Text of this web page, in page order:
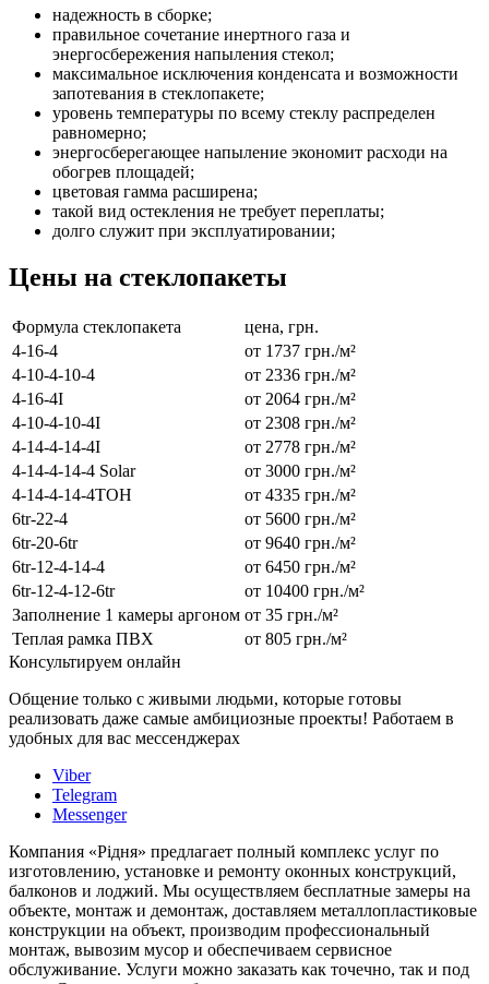
надежность в сборке;
правильное сочетание инертного газа и
энергосбережения напыления стекол;
максимальное исключения конденсата и возможности
запотевания в стеклопакете;
уровень температуры по всему стеклу распределен
равномерно;
энергосберегающее напыление экономит расходи на
обогрев площадей;
цветовая гамма расширена;
такой вид остекления не требует переплаты;
долго служит при эксплуатировании;
Цены на стеклопакеты
Формула стеклопакета
цена, грн.
4-16-4
от 1737 грн./м²
4-10-4-10-4
от 2336 грн./м²
4-16-4I
от 2064 грн./м²
4-10-4-10-4I
от 2308 грн./м²
4-14-4-14-4I
от 2778 грн./м²
4-14-4-14-4 Solar
от 3000 грн./м²
4-14-4-14-4ТОН
от 4335 грн./м²
6tr-22-4
от 5600 грн./м²
6tr-20-6tr
от 9640 грн./м²
6tr-12-4-14-4
от 6450 грн./м²
6tr-12-4-12-6tr
от 10400 грн./м²
Заполнение 1 камеры аргоном от 35 грн./м²
Теплая рамка ПВХ
от 805 грн./м²
Консультируем онлайн
Общение только с живыми людьми, которые готовы
реализовать даже самые амбициозные проекты! Работаем в
удобных для вас мессенджерах
Viber
Telegram
Messenger
Компания «Рідня» предлагает полный комплекс услуг по
изготовлению, установке и ремонту оконных конструкций,
балконов и лоджий. Мы осуществляем бесплатные замеры на
объекте, монтаж и демонтаж, доставляем металлопластиковые
конструкции на объект, производим профессиональный
монтаж, вывозим мусор и обеспечиваем сервисное
обслуживание. Услуги можно заказать как точечно, так и под